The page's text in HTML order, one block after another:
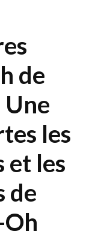
de
Une
les
et les
de
Oh